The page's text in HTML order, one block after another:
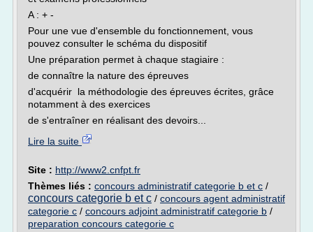
A : + -
Pour une vue d'ensemble du fonctionnement, vous
pouvez consulter le schéma du dispositif
Une préparation permet à chaque stagiaire :
de connaître la nature des épreuves
d'acquérir la méthodologie des épreuves écrites, grâce
notamment à des exercices
de s'entraîner en réalisant des devoirs...
Lire la suite
Site : http://www2.cnfpt.fr
Thèmes liés : concours administratif categorie b et c /
concours categorie b et c / concours agent administratif
categorie c / concours adjoint administratif categorie b /
preparation concours categorie c